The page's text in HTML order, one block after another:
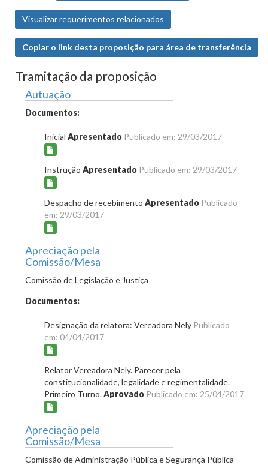
Visualizar requerimentos relacionados
Copiar o link desta proposição para área de transferência
Tramitação da proposição
Autuação
Documentos:
Inicial Apresentado Publicado em: 29/03/2017
Instrução Apresentado Publicado em: 29/03/2017
Despacho de recebimento Apresentado Publicado
em: 29/03/2017
Apreciação pela
Comissão/Mesa
Comissão de Legislação e Justiça
Documentos:
Designação da relatora: Vereadora Nely Publicado
em: 04/04/2017
Relator Vereadora Nely. Parecer pela
constitucionalidade, legalidade e regimentalidade.
Primeiro Turno.Aprovado Publicado em: 25/04/2017
Apreciação pela
Comissão/Mesa
Comissão de Administração Pública e Segurança Pública